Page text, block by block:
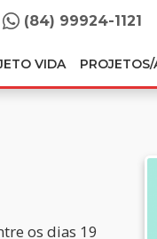
(84) 99924-1121
VIDA PROJETOS/
os dias 19